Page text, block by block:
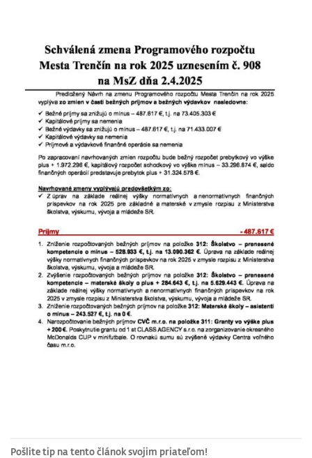
Pošlite tip na tento článok svojim priateľom!